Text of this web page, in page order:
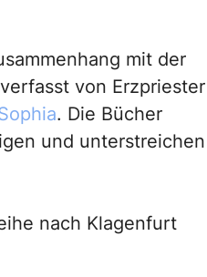
mit der
von Erzpriester
. Die Bücher
und unterstreichen
nach Klagenfurt